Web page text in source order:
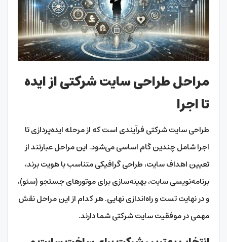
مراحل طراحی سایت شرکتی از ایده
تا اجرا
طراحی سایت شرکتی فرآیندی است که از مرحله ایده‌پردازی تا
اجرا شامل چندین گام اساسی می‌شود. این مراحل عبارتند از
تعیین اهداف سایت، طراحی گرافیکی متناسب با هویت برند،
برنامه‌نویسی سایت، بهینه‌سازی برای موتورهای جستجو (سئو)،
و در نهایت تست و راه‌اندازی نهایی. هر کدام از این مراحل نقش
مهمی در موفقیت سایت شرکتی شما دارند.